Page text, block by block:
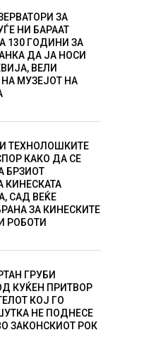
ЗА
НИ БАРААТ
130 ГОДИНИ ЗА
ДА ЈА НОСИ
ВЕЛИ
МУЗЕЈОТ НА
И ТЕХНОЛОШКИТЕ
КАКО ДА СЕ
БРЗИОТ
КИНЕСКАТА
САД ВЕЌЕ
ЗА КИНЕСКИТЕ
РОБОТИ
ГРУБИ
КУЌЕН ПРИТВОР
КОЈ ГО
НЕ ПОДНЕСЕ
ЗАКОНСКИОТ РОК